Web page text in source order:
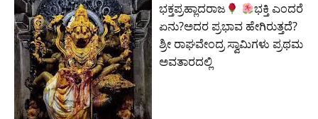
ಭಕ್ತಪ್ರಹ್ಲಾದರಾಜ
ಭಕ್ತಿ ಎಂದರೆ
ಏನು?ಅದರ ಪ್ರಭಾವ ಹೇಗಿರುತ್ತದೆ?
ಶ್ರೀ ರಾಘವೇಂದ್ರ ಸ್ವಾಮಿಗಳು ಪ್ರಥಮ
ಅವತಾರದಲ್ಲಿ